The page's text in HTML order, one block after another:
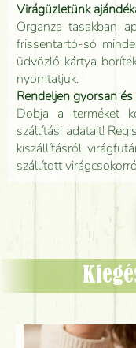
Virágüzletünk
Organza tasakban
frissentartó-só
üdvözlő kártya
nyomtatjuk.
Rendeljen gyorsan
Dobja a terméket
szállítási adatait!
kiszállításról
szállított